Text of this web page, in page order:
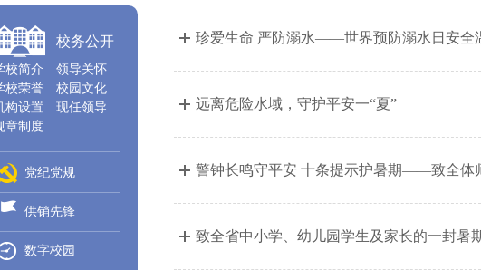
校务公开
校简介
领导关怀
校荣誉
校园文化
构设置
现任领导
章制度
党纪党规
供销先锋
数字校园
珍爱生命 严防溺水——世界预防溺水日安全
远离危险水域，守护平安一“夏”
警钟长鸣守平安 十条提示护暑期——致全体
致全省中小学、幼儿园学生及家长的一封暑